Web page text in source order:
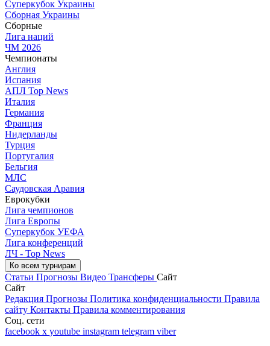
Суперкубок Украины
Сборная Украины
Сборные
Лига наций
ЧМ 2026
Чемпионаты
Англия
Испания
АПЛ Top News
Италия
Германия
Франция
Нидерланды
Турция
Португалия
Бельгия
МЛС
Саудовская Аравия
Еврокубки
Лига чемпионов
Лига Европы
Суперкубок УЕФА
Лига конференций
ЛЧ - Top News
Ко всем турнирам
Статьи Прогнозы Видео Трансферы Сайт
Сайт
Редакция Прогнозы Политика конфиденциальности Правила
сайту Контакты Правила комментирования
Соц. сети
facebook x youtube instagram telegram viber